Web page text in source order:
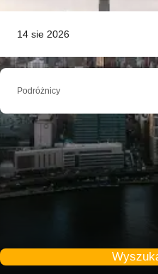
14 sie 2026
Podróżnicy